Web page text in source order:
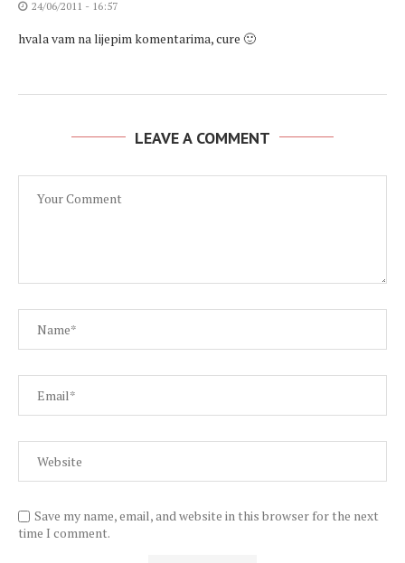
24/06/2011 - 16:57
hvala vam na lijepim komentarima, cure 🙂
LEAVE A COMMENT
Save my name, email, and website in this browser for the next
time I comment.